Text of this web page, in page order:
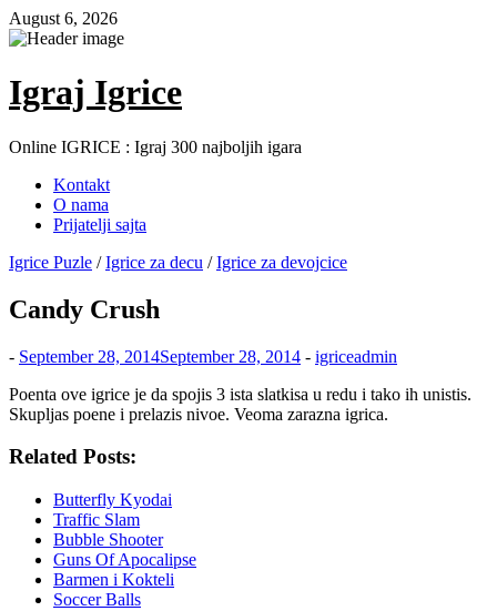
Skip
to
August 6, 2026
Igraj Igrice
Online IGRICE : Igraj 300 najboljih igara
Kontakt
O nama
Prijatelji sajta
Igrice Puzle /Igrice za decu /Igrice za devojcice
Candy Crush
- September 28, 2014September 28, 2014 - igriceadmin
Poenta ove igrice je da spojis 3 ista slatkisa u redu i tako ih unistis.
Skupljas poene i prelazis nivoe. Veoma zarazna igrica.
Related Posts:
Butterfly Kyodai
Traffic Slam
Bubble Shooter
Guns Of Apocalipse
Barmen i Kokteli
Soccer Balls